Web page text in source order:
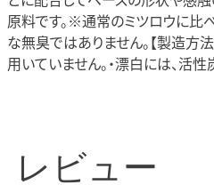
原料です。※通常のミツロウに比
な無臭ではありません。【製造
用いていません。・漂白には、活性
レビュー